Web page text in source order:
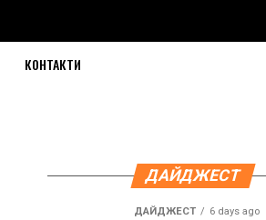
КОНТАКТИ
ДАЙДЖЕСТ
ДАЙДЖЕСТ 6 days ago